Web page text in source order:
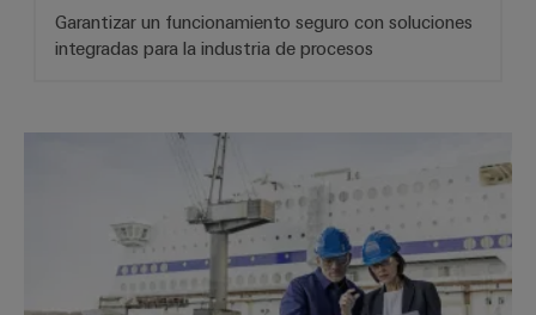
Garantizar un funcionamiento seguro con soluciones
integradas para la industria de procesos